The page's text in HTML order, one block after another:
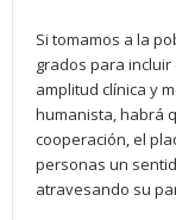
Si tomamos a la
grados para
amplitud clínica y
humanista, habrá
cooperación, el
personas un
atravesando su